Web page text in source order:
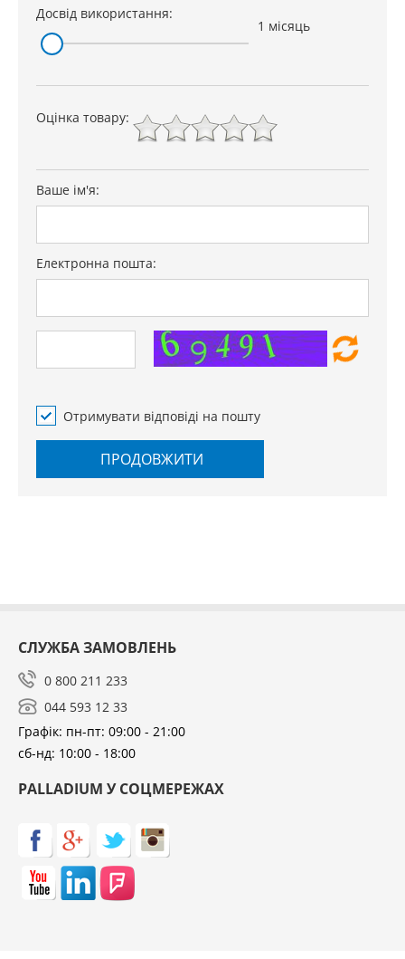
Досвід використання:
1 місяць
Оцінка товару:
Ваше ім'я:
Електронна пошта:
Отримувати відповіді на пошту
ПРОДОВЖИТИ
СЛУЖБА ЗАМОВЛЕНЬ
0 800 211 233
044 593 12 33
Графік: пн-пт: 09:00 - 21:00
сб-нд: 10:00 - 18:00
PALLADIUM У СОЦМЕРЕЖАХ